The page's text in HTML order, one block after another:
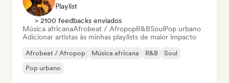
Playlist
> 2100 feedbacks enviados
Música africanaAfrobeat / AfropopR&BSoulPop urbano
Adicionar artistas às minhas playlists de maior impacto
Afrobeat / Afropop Música africana R&B
Soul
Pop urbano